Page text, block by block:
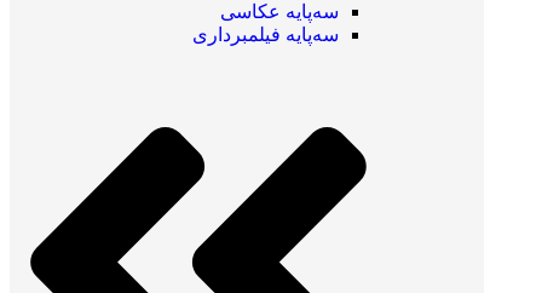
سه‌پایه عکاسی
سه‌پایه فیلمبرداری